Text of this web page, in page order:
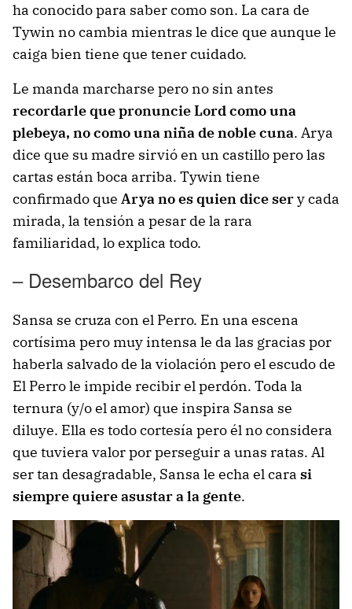
ha conocido para saber como son. La cara de
Tywin no cambia mientras le dice que aunque le
caiga bien tiene que tener cuidado.
Le manda marcharse pero no sin antes
recordarle que pronuncie Lord como una
plebeya, no como una niña de noble cuna. Arya
dice que su madre sirvió en un castillo pero las
cartas están boca arriba. Tywin tiene
confirmado que Arya no es quien dice sery cada
mirada, la tensión a pesar de la rara
familiaridad, lo explica todo.
– Desembarco del Rey
Sansa se cruza con el Perro. En una escena
cortísima pero muy intensa le da las gracias por
haberla salvado de la violación pero el escudo de
El Perro le impide recibir el perdón. Toda la
ternura (y/o el amor) que inspira Sansa se
diluye. Ella es todo cortesía pero él no considera
que tuviera valor por perseguir a unas ratas. Al
ser tan desagradable, Sansa le echa el cara si
siempre quiere asustar a la gente.